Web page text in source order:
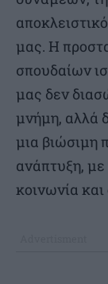
μας. Η
σπουδαίων
μας δεν
μνήμη, αλλά
μια βιώσιμη
ανάπτυξη, με
κοινωνία και